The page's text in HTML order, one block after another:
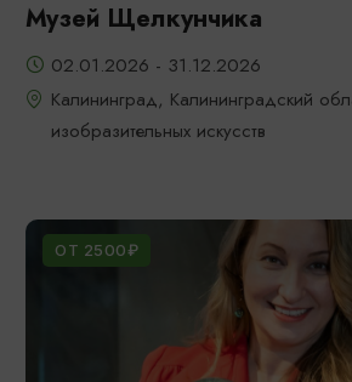
Музей Щелкунчика
02.01.2026 - 31.12.2026
Калининград, Калининградский
изобразительных искусств
ОТ 2500₽